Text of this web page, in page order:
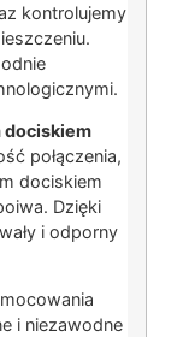
kontrolujemy
dociskiem
połączenia,
dociskiem
Dzięki
i odporny
i niezawodne